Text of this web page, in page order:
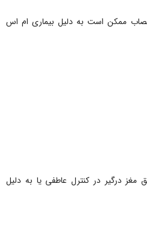
ممکن است به دلیل بیماری ام اس
درگیر در کنترل عاطفی یا به دلیل